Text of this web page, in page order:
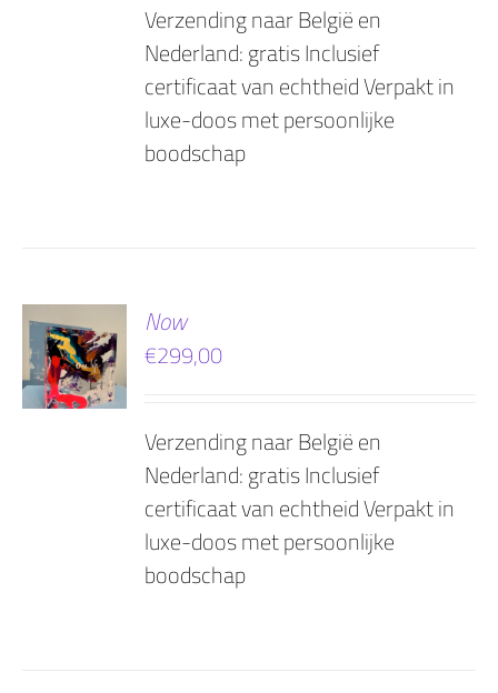
Verzending naar België en
Nederland: gratis Inclusief
certificaat van echtheid Verpakt in
luxe-doos met persoonlijke
boodschap
Now
€299,00
Verzending naar België en
Nederland: gratis Inclusief
certificaat van echtheid Verpakt in
luxe-doos met persoonlijke
boodschap